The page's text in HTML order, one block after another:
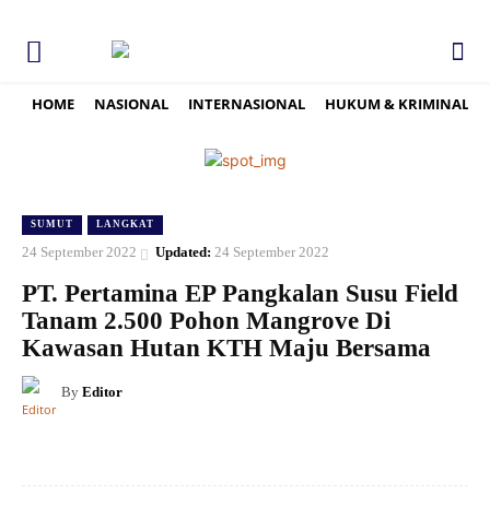
HOME NASIONAL INTERNASIONAL HUKUM & KRIMINAL
SUMUT LANGKAT
24 September 2022 Updated: 24 September 2022
PT. Pertamina EP Pangkalan Susu Field
Tanam 2.500 Pohon Mangrove Di
Kawasan Hutan KTH Maju Bersama
By Editor